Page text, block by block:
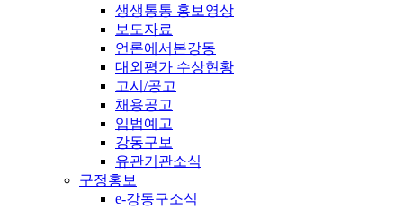
생생통통 홍보영상
보도자료
언론에서본강동
대외평가 수상현황
고시/공고
채용공고
입법예고
강동구보
유관기관소식
구정홍보
e-강동구소식